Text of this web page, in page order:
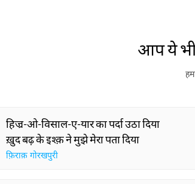
आप ये
हिज्र-ओ-विसाल-ए-यार का पर्दा उठा दिया
ख़ुद बढ़ के इश्क़ ने मुझे मेरा पता दिया
फ़िराक़ गोरखपुरी